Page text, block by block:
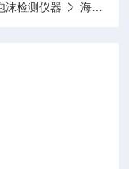
沫检测仪器 海绵压缩蠕变测试仪